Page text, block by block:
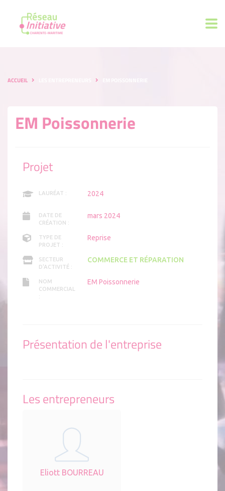
ACCUEIL
EM Poissonnerie
Projet
LAURÉAT : 2024
DATE DE
CRÉATION :
mars 2024
TYPE DE
PROJET :
Reprise
SECTEUR
D'ACTIVITÉ :
COMMERCE ET RÉPARATION
NOM
COMMERCIAL
:
EM Poissonnerie
Présentation de l'entreprise
Les entrepreneurs
Eliott BOURREAU